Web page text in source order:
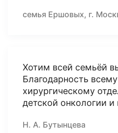
семья Ершовых, г.
Хотим всей семьёй
Благодарность
хирургическому
детской онкологии и
Н. А. Бутынцева